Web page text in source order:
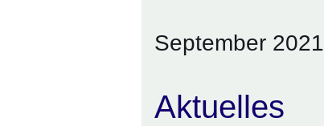
September 2021
Aktuelles